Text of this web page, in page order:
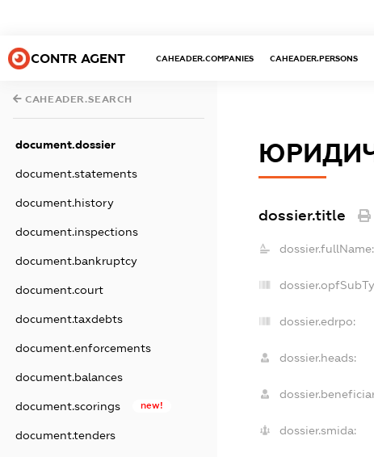
CONTR AGENT CAHEADER.COMPANIES CAHEADER.PERSONS
CAHEADER.SEARCH
document.dossier
document.statements
document.history
document.inspections
document.bankruptcy
document.court
document.taxdebts
document.enforcements
document.balances
document.scorings new!
document.tenders
dossier.title
dossier.fullName:
dossier.edrpo:
dossier.heads:
dossier.smida: